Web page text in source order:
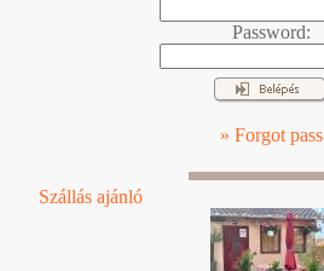
Password:
» Forgot pass
Szállás ajánló